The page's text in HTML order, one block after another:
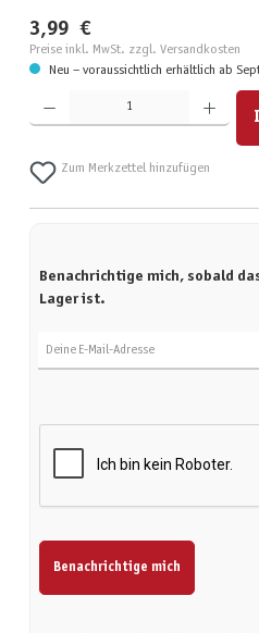
3,99 €
Preise inkl. MwSt. zzgl. Versandkosten
Neu – voraussichtlich erhältlich ab
Produkt Anzahl: Gib den gewünschten Wert ein
Zum Merkzettel hinzufügen
Benachrichtige mich, sobald
Lager ist.
Benachrichtige mich